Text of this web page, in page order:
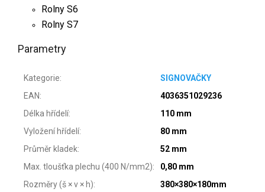
Rolny S6
Rolny S7
Parametry
Kategorie:
SIGNOVAČKY
EAN:
4036351029236
Délka hřídelí:
110 mm
Vyložení hřídelí:
80 mm
Průměr kladek:
52 mm
Max. tloušťka plechu (400 N/mm2):
0,80 mm
Rozměry (š × v × h):
380×380×180mm